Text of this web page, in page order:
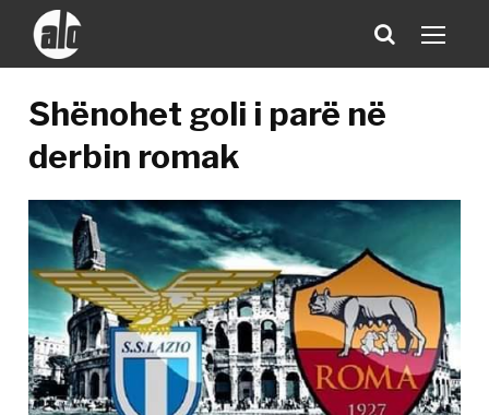
Shënohet goli i parë në
derbin romak